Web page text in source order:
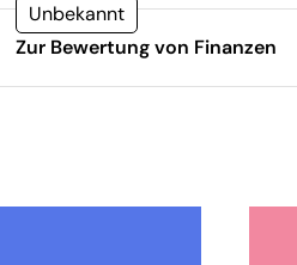
Unbekannt
Zur Bewertung von Finanzen